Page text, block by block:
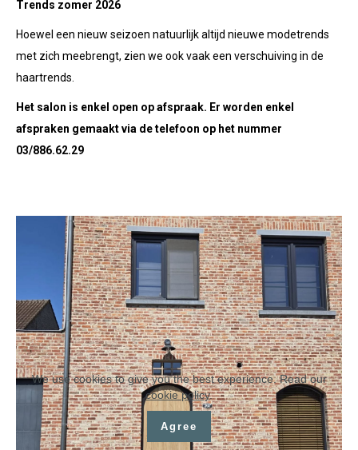
Trends zomer 2026
Hoewel een nieuw seizoen natuurlijk altijd nieuwe modetrends
met zich meebrengt, zien we ook vaak een verschuiving in de
haartrends.
Het salon is enkel open op afspraak. Er worden enkel
afspraken gemaakt via de telefoon op het nummer
03/886.62.29
We use cookies to give you the best experience. Read our
cookie policy.
Agree